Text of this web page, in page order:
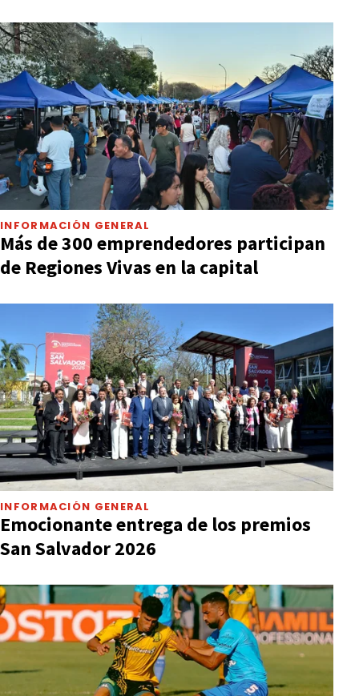
INFORMACIÓN GENERAL
Más de 300 emprendedores participan
de Regiones Vivas en la capital
INFORMACIÓN GENERAL
Emocionante entrega de los premios
San Salvador 2026